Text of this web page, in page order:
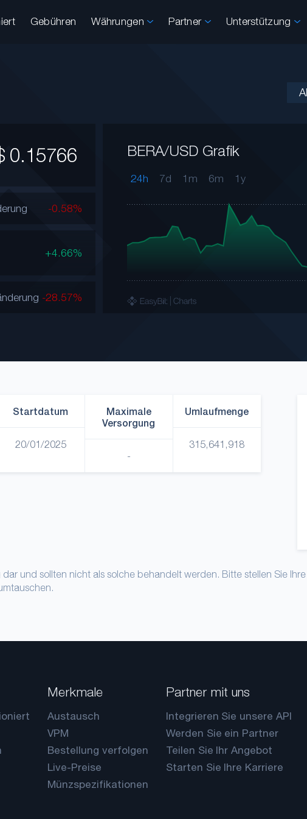
Gebühren Währungen Partner Unterstützung
0.15766
-0.58%
+4.66%
-28.57%
BERA/USD Grafik
24h 7d 1m 6m 1y
Startdatum
20/01/2025
Maximale
Versorgung
-
Umlaufmenge
315,641,918
und sollten nicht als solche behandelt werden. Bitte stellen Sie
Merkmale
Austausch
VPM
Bestellung verfolgen
Live-Preise
Münzspezifikationen
Partner mit uns
Integrieren Sie unsere API
Werden Sie ein Partner
Teilen Sie Ihr Angebot
Starten Sie Ihre Karriere